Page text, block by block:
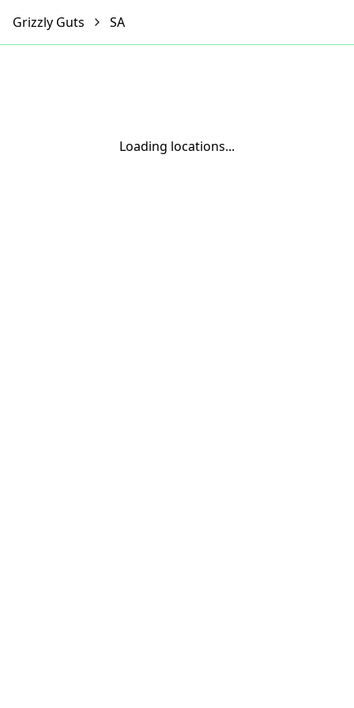
Grizzly Guts SA
Loading locations...